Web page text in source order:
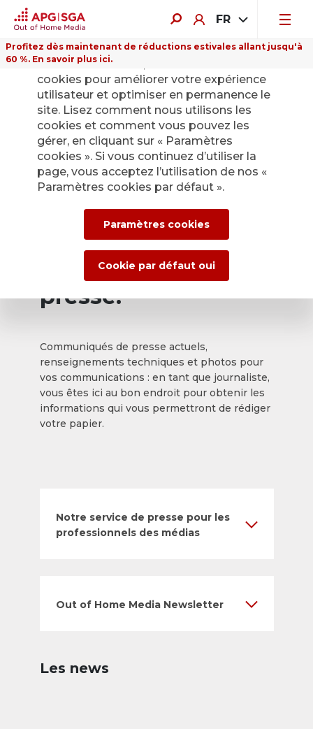
FR
Profitez dès maintenant de réductions estivales allant jusqu'à
60 %. En savoir plus ici.
Retour
Service de presse
d’APG|SGA pour les
actualités et les
communiqués de
presse.
Communiqués de presse actuels,
renseignements techniques et photos pour
vos communications : en tant que journaliste,
vous êtes ici au bon endroit pour obtenir les
informations qui vous permettront de rédiger
votre papier.
Notre service de presse pour les
professionnels des médias
Out of Home Media Newsletter
Les news
Sur ce site Internet, nous utilisons des
cookies pour améliorer votre expérience
utilisateur et optimiser en permanence le
site. Lisez comment nous utilisons les
cookies et comment vous pouvez les
gérer, en cliquant sur « Paramètres
cookies ». Si vous continuez d’utiliser la
page, vous acceptez l’utilisation de nos «
Paramètres cookies par défaut ».
Paramètres cookies
Cookie par défaut oui